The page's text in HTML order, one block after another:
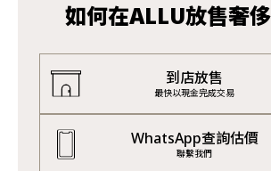
如何在ALLU放售奢
到店放售
最快以現金完成交易
WhatsApp查詢估價
聯繫我們